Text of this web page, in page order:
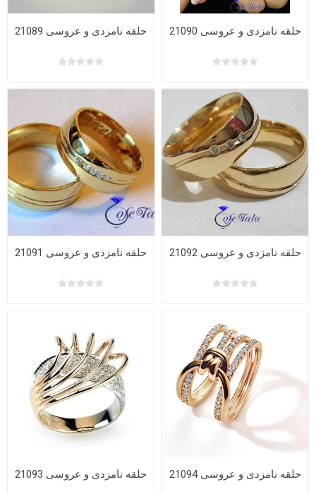
حلقه نامزدی و عروسی 21089 حلقه نامزدی و عروسی 21090
حلقه نامزدی و عروسی 21091 حلقه نامزدی و عروسی 21092
حلقه نامزدی و عروسی 21093 حلقه نامزدی و عروسی 21094